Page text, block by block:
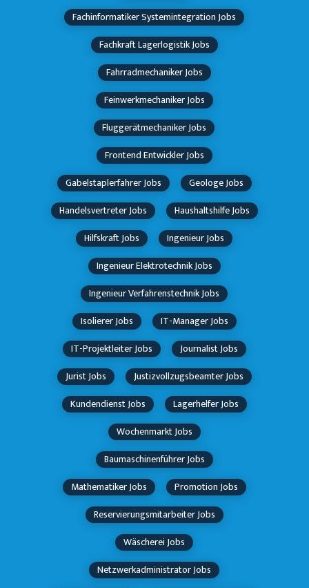
Fachinformatiker Systemintegration Jobs
Fachkraft Lagerlogistik Jobs
Fahrradmechaniker Jobs
Feinwerkmechaniker Jobs
Fluggerätmechaniker Jobs
Frontend Entwickler Jobs
Gabelstaplerfahrer Jobs
Geologe Jobs
Handelsvertreter Jobs
Haushaltshilfe Jobs
Hilfskraft Jobs
Ingenieur Jobs
Ingenieur Elektrotechnik Jobs
Ingenieur Verfahrenstechnik Jobs
Isolierer Jobs
IT-Manager Jobs
IT-Projektleiter Jobs
Journalist Jobs
Jurist Jobs
Justizvollzugsbeamter Jobs
Kundendienst Jobs
Lagerhelfer Jobs
Wochenmarkt Jobs
Baumaschinenführer Jobs
Mathematiker Jobs
Promotion Jobs
Reservierungsmitarbeiter Jobs
Wäscherei Jobs
Netzwerkadministrator Jobs